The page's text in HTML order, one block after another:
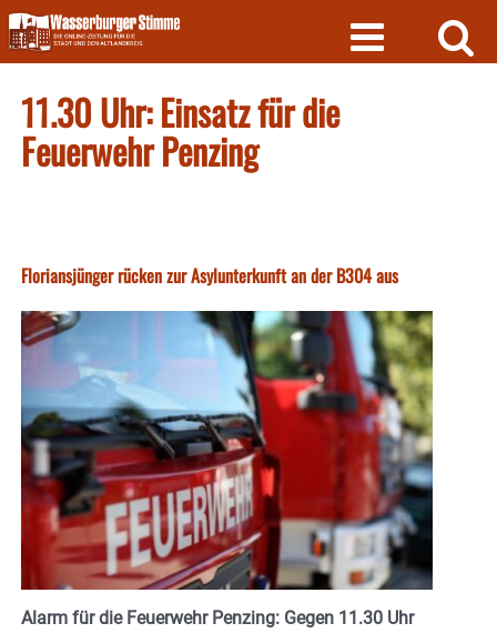
Skip
to
content
11.30 Uhr: Einsatz für die
Feuerwehr Penzing
Floriansjünger rücken zur Asylunterkunft an der B304 aus
Alarm für die Feuerwehr Penzing: Gegen 11.30 Uhr